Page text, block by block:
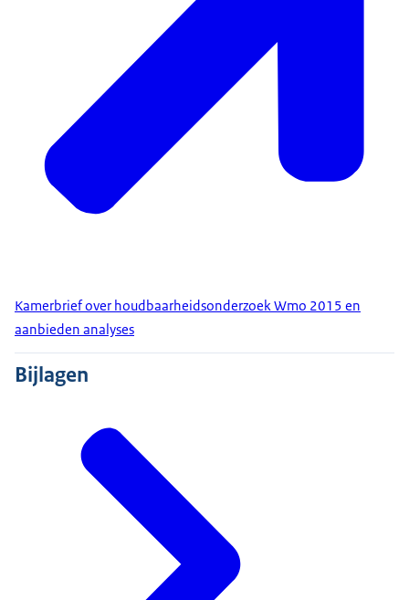
Kamerbrief over houdbaarheidsonderzoek Wmo 2015 en
aanbieden analyses
Bijlagen